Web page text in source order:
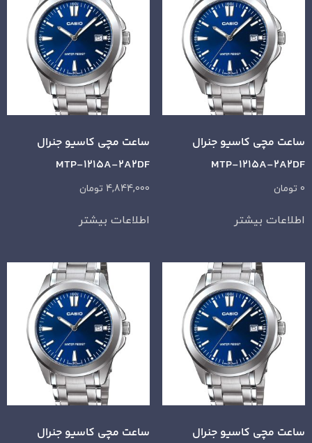
ساعت مچی کاسیو جنرال
MTP-1215A-2A2DF
0 تومان
اطلاعات بیشتر
ساعت مچی کاسیو جنرال
MTP-1215A-2A2DF
4,844,000 تومان
اطلاعات بیشتر
ساعت مچی کاسیو جنرال
ساعت مچی کاسیو جنرال